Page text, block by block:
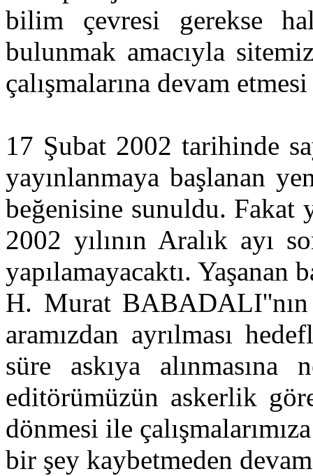
bilim çevresi gerekse
bulunmak amacıyla
çalışmalarına devam
17 Şubat 2002 tarihinde
yayınlanmaya başlanan
beğenisine sunuldu. Fakat
2002 yılının Aralık ayı
yapılamayacaktı.
H. Murat
aramızdan ayrılması
süre askıya alınmasına
editörümüzün askerlik
dönmesi ile
bir şey kaybetmeden